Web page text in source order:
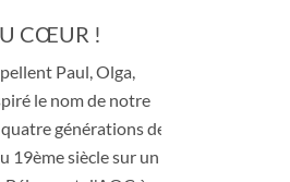
CŒUR !
Paul, Olga,
le nom de notre
générations de
19ème siècle sur un